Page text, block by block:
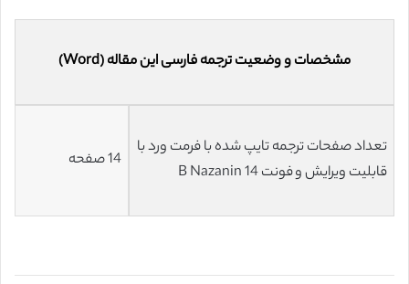
مشخصات و وضعیت ترجمه فارسی این مقاله (Word)
تعداد صفحات ترجمه تایپ شده با فرمت ورد با
قابلیت ویرایش و فونت 14 B Nazanin
14 صفحه